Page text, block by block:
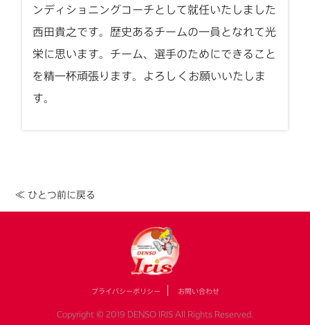
ンディショニングコーチとして就任いたしました
西田貴之です。歴史あるチームの一員となれて光
栄に思います。チーム、選手のためにできること
を精一杯頑張ります。よろしくお願いいたしま
す。
≪ ひとつ前に戻る
プライバシーポリシー お問い合わせ
Copyright © 2019 DENSO IRIS All Rights Reserved.